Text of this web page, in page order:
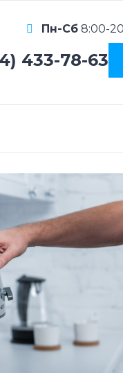
Пн-Сб 8:00-
433-78-63